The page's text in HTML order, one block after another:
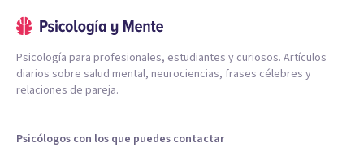
Psicología para profesionales, estudiantes y curiosos. Artículos
diarios sobre salud mental, neurociencias, frases célebres y
relaciones de pareja.
Psicólogos con los que puedes contactar